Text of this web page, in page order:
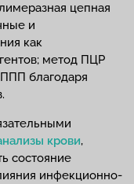
цепная
и
как
метод ПЦР
благодаря
крови,
состояние
инфекционно-